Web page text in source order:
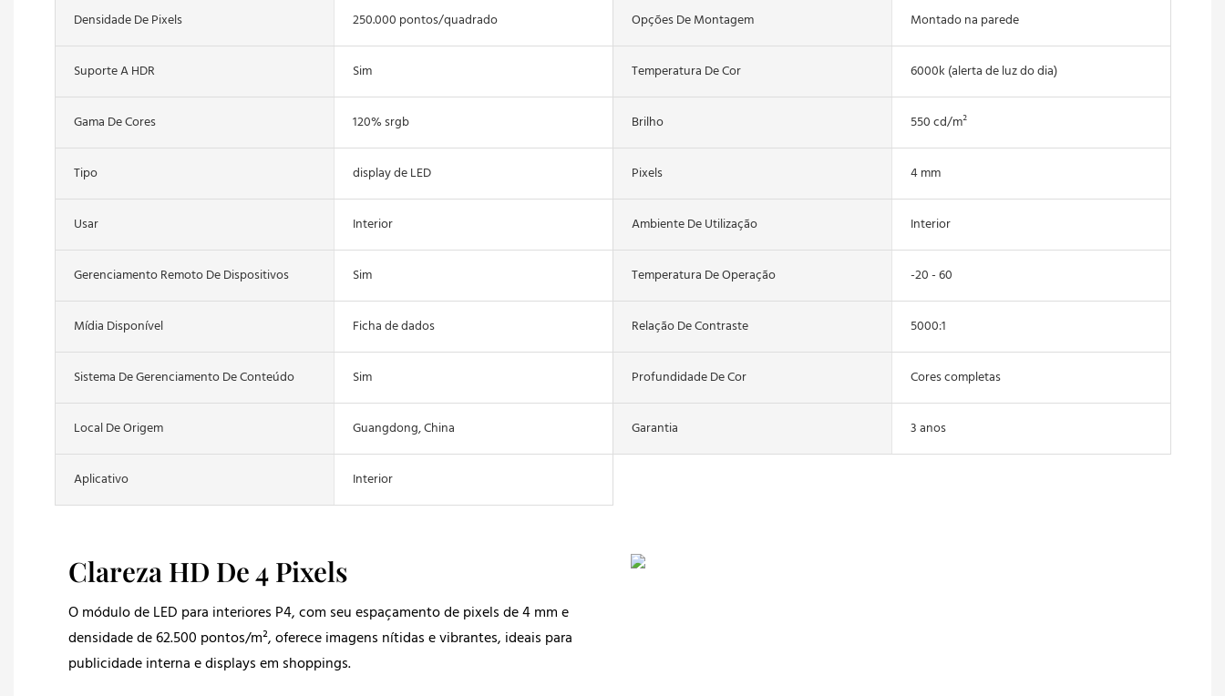
Densidade De Pixels 250.000 pontos/quadrado Opções De Montagem Montado na parede
Suporte A HDR Sim Temperatura De Cor 6000k (alerta de luz do dia)
Gama De Cores 120% srgb Brilho 550 cd/m²
Tipo display de LED Pixels 4 mm
Usar Interior Ambiente De Utilização Interior
Gerenciamento Remoto De Dispositivos Sim Temperatura De Operação -20 - 60
Mídia Disponível Ficha de dados Relação De Contraste 5000:1
Sistema De Gerenciamento De Conteúdo Sim Profundidade De Cor Cores completas
Local De Origem Guangdong, China Garantia 3 anos
Aplicativo Interior
Clareza HD De 4 Pixels
O módulo de LED para interiores P4, com seu espaçamento de pixels de 4 mm e
densidade de 62.500 pontos/m², oferece imagens nítidas e vibrantes, ideais para
publicidade interna e displays em shoppings.